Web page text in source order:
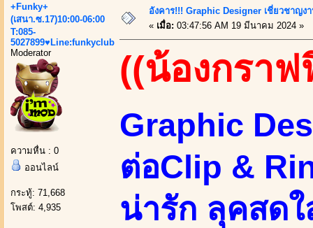
+Funky+
(เสนา.ซ.17)10:00-06:00
T:085-
5027899♥Line:funkyclub
Moderator
ความหื่น : 0
ออนไลน์
กระทู้: 71,668
โพสต์: 4,935
อังคาร!!! Graphic Designer เชี่ยวชาญง
« เมื่อ: 03:47:56 AM 19 มีนาคม 2024 »
((น้องกรา
Graphic
ต่อClip &
น่ารัก ลุคสดใ